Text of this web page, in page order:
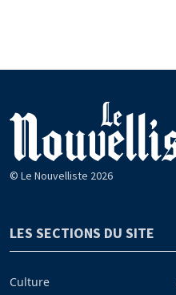
© Le Nouvelliste 2026
LES SECTIONS DU SITE
Culture